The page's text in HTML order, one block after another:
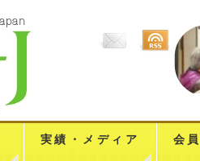
実績・メディア 会